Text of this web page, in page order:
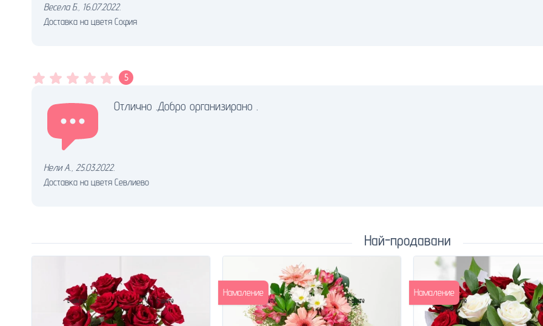
Весела Б., 16.07.2022.
Доставка на цветя София
5
Отлично .Добро организирано .
Нели А., 25.03.2022.
Доставка на цветя Севлиево
Най-продавани
Намаление Намаление